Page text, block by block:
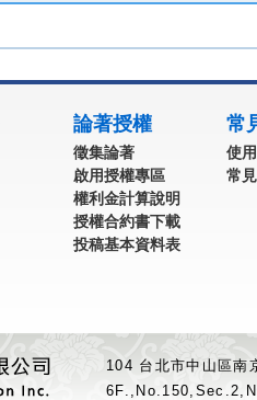
論著授權
徵集論著
啟用授權專區
權利金計算說明
授權合約書下載
投稿基本資料表
常
使
常
104 台北市中山區